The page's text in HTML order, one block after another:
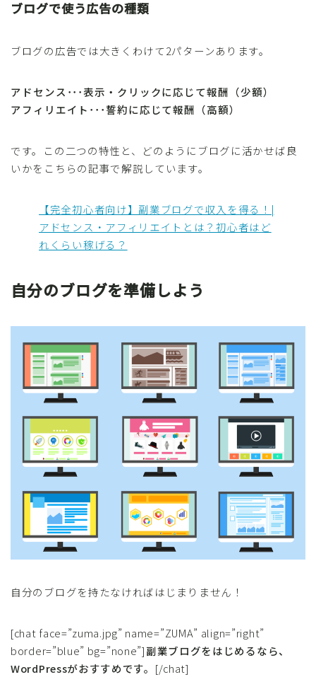
ブログで使う広告の種類
ブログの広告では大きくわけて2パターンあります。
アドセンス･･･表示・クリックに応じて報酬（少額）
アフィリエイト･･･誓約に応じて報酬（高額）
です。この二つの特性と、どのようにブログに活かせば良
いかをこちらの記事で解説しています。
【完全初心者向け】副業ブログで収入を得る！|
アドセンス・アフィリエイトとは？初心者はど
れくらい稼げる？
自分のブログを準備しよう
自分のブログを持たなければはじまりません！
[chat face=”zuma.jpg” name=”ZUMA” align=”right”
border=”blue” bg=”none”]副業ブログをはじめるなら、
WordPressがおすすめです。 [/chat]